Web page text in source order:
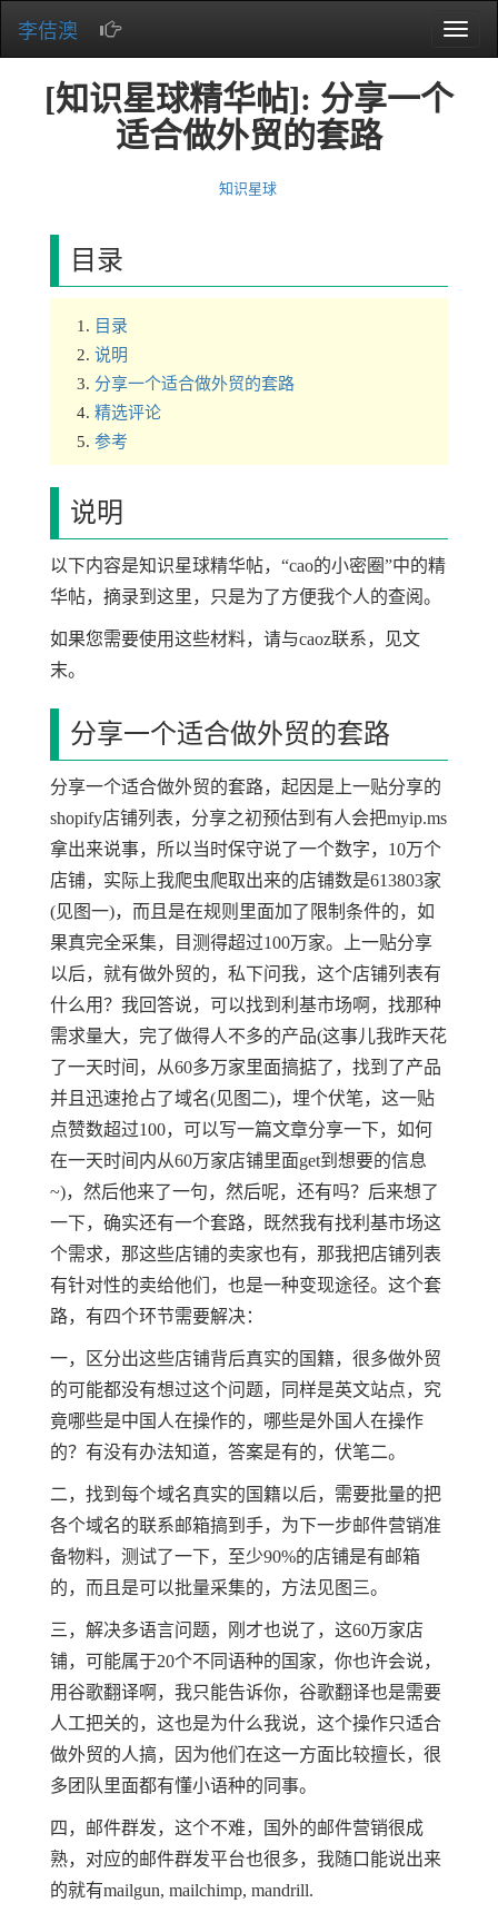
Toggle
李佶澳
[知识星球精华帖]: 分享一个
适合做外贸的套路
知识星球
目录
目录
说明
分享一个适合做外贸的套路
精选评论
参考
说明
以下内容是知识星球精华帖，“cao的小密圈”中的精
华帖，摘录到这里，只是为了方便我个人的查阅。
如果您需要使用这些材料，请与caoz联系，见文
末。
分享一个适合做外贸的套路
分享一个适合做外贸的套路，起因是上一贴分享的
shopify店铺列表，分享之初预估到有人会把myip.ms
拿出来说事，所以当时保守说了一个数字，10万个
店铺，实际上我爬虫爬取出来的店铺数是613803家
(见图一)，而且是在规则里面加了限制条件的，如
果真完全采集，目测得超过100万家。上一贴分享
以后，就有做外贸的，私下问我，这个店铺列表有
什么用？我回答说，可以找到利基市场啊，找那种
需求量大，完了做得人不多的产品(这事儿我昨天花
了一天时间，从60多万家里面搞掂了，找到了产品
并且迅速抢占了域名(见图二)，埋个伏笔，这一贴
点赞数超过100，可以写一篇文章分享一下，如何
在一天时间内从60万家店铺里面get到想要的信息
~)，然后他来了一句，然后呢，还有吗？后来想了
一下，确实还有一个套路，既然我有找利基市场这
个需求，那这些店铺的卖家也有，那我把店铺列表
有针对性的卖给他们，也是一种变现途径。这个套
路，有四个环节需要解决：
一，区分出这些店铺背后真实的国籍，很多做外贸
的可能都没有想过这个问题，同样是英文站点，究
竟哪些是中国人在操作的，哪些是外国人在操作
的？有没有办法知道，答案是有的，伏笔二。
二，找到每个域名真实的国籍以后，需要批量的把
各个域名的联系邮箱搞到手，为下一步邮件营销准
备物料，测试了一下，至少90%的店铺是有邮箱
的，而且是可以批量采集的，方法见图三。
三，解决多语言问题，刚才也说了，这60万家店
铺，可能属于20个不同语种的国家，你也许会说，
用谷歌翻译啊，我只能告诉你，谷歌翻译也是需要
人工把关的，这也是为什么我说，这个操作只适合
做外贸的人搞，因为他们在这一方面比较擅长，很
多团队里面都有懂小语种的同事。
四，邮件群发，这个不难，国外的邮件营销很成
熟，对应的邮件群发平台也很多，我随口能说出来
的就有mailgun, mailchimp, mandrill.